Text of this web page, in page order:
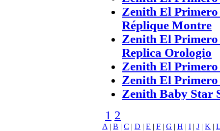
Zenith El
Réplique Montre
Zenith El Primero
Replica Orologio
Zenith El Primero
Zenith El
Zenith Baby Star
1 2
A | B | C | D | E | F | G | H | I | J | K | L